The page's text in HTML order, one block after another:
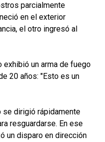
parcialmente
en el exterior
el otro ingresó al
un arma de fuego
20 años: "Esto es un
se dirigió rápidamente
resguardarse. En ese
un disparo en dirección